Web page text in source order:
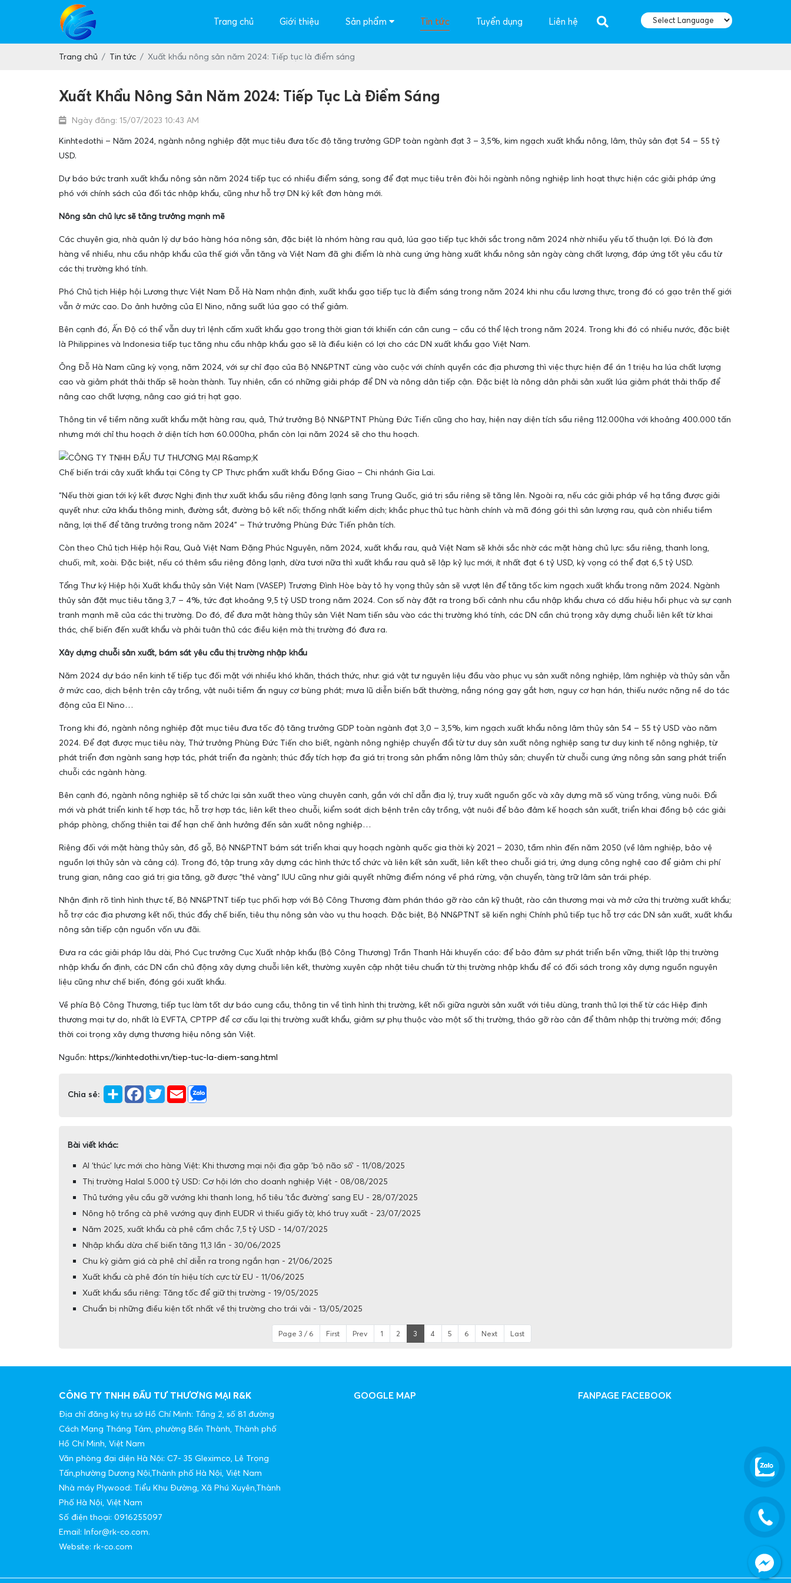
Trang chủ Giới thiệu Sản phẩm Tin tức Tuyển dụng Liên hệ
Trang chủ Tin tức Xuất khẩu nông sản năm 2024: Tiếp tục là điểm sáng
Xuất Khẩu Nông Sản Năm 2024: Tiếp Tục Là Điểm Sáng
Ngày đăng: 15/07/2023 10:43 AM
Kinhtedothi – Năm 2024, ngành nông nghiệp đặt mục tiêu đưa tốc độ tăng trưởng GDP toàn ngành đạt 3 – 3,5%, kim ngạch xuất khẩu nông, lâm, thủy sản đạt 54 – 55 tỷ
USD.
Dự báo bức tranh xuất khẩu nông sản năm 2024 tiếp tục có nhiều điểm sáng, song để đạt mục tiêu trên đòi hỏi ngành nông nghiệp linh hoạt thực hiện các giải pháp ứng
phó với chính sách của đối tác nhập khẩu, cũng như hỗ trợ DN ký kết đơn hàng mới.
Nông sản chủ lực sẽ tăng trưởng mạnh mẽ
Các chuyên gia, nhà quản lý dự báo hàng hóa nông sản, đặc biệt là nhóm hàng rau quả, lúa gạo tiếp tục khởi sắc trong năm 2024 nhờ nhiều yếu tố thuận lợi. Đó là đơn
hàng về nhiều, nhu cầu nhập khẩu của thế giới vẫn tăng và Việt Nam đã ghi điểm là nhà cung ứng hàng xuất khẩu nông sản ngày càng chất lượng, đáp ứng tốt yêu cầu từ
các thị trường khó tính.
Phó Chủ tịch Hiệp hội Lương thực Việt Nam Đỗ Hà Nam nhận định, xuất khẩu gạo tiếp tục là điểm sáng trong năm 2024 khi nhu cầu lương thực, trong đó có gạo trên thế giới
vẫn ở mức cao. Do ảnh hưởng của El Nino, năng suất lúa gạo có thể giảm.
Bên cạnh đó, Ấn Độ có thể vẫn duy trì lệnh cấm xuất khẩu gạo trong thời gian tới khiến cán cân cung – cầu có thể lệch trong năm 2024. Trong khi đó có nhiều nước, đặc biệt
là Philippines và Indonesia tiếp tục tăng nhu cầu nhập khẩu gạo sẽ là điều kiện có lợi cho các DN xuất khẩu gạo Việt Nam.
Ông Đỗ Hà Nam cũng kỳ vọng, năm 2024, với sự chỉ đạo của Bộ NN&PTNT cùng vào cuộc với chính quyền các địa phương thì việc thực hiện đề án 1 triệu ha lúa chất lượng
cao và giảm phát thải thấp sẽ hoàn thành. Tuy nhiên, cần có những giải pháp để DN và nông dân tiếp cận. Đặc biệt là nông dân phải sản xuất lúa giảm phát thải thấp để
nâng cao chất lượng, nâng cao giá trị hạt gạo.
Thông tin về tiềm năng xuất khẩu mặt hàng rau, quả, Thứ trưởng Bộ NN&PTNT Phùng Đức Tiến cũng cho hay, hiện nay diện tích sầu riêng 112.000ha với khoảng 400.000 tấn
nhưng mới chỉ thu hoạch ở diện tích hơn 60.000ha, phần còn lại năm 2024 sẽ cho thu hoạch.
Chế biến trái cây xuất khẩu tại Công ty CP Thực phẩm xuất khẩu Đồng Giao – Chi nhánh Gia Lai.
“Nếu thời gian tới ký kết được Nghị định thư xuất khẩu sầu riêng đông lạnh sang Trung Quốc, giá trị sầu riêng sẽ tăng lên. Ngoài ra, nếu các giải pháp về hạ tầng được giải
quyết như: cửa khẩu thông minh, đường sắt, đường bộ kết nối; thống nhất kiểm dịch; khắc phục thủ tục hành chính và mã đóng gói thì sản lượng rau, quả còn nhiều tiềm
năng, lợi thế để tăng trưởng trong năm 2024” – Thứ trưởng Phùng Đức Tiến phân tích.
Còn theo Chủ tịch Hiệp hội Rau, Quả Việt Nam Đặng Phúc Nguyên, năm 2024, xuất khẩu rau, quả Việt Nam sẽ khởi sắc nhờ các mặt hàng chủ lực: sầu riêng, thanh long,
chuối, mít, xoài. Đặc biệt, nếu có thêm sầu riêng đông lạnh, dừa tươi nữa thì xuất khẩu rau quả sẽ lập kỷ lục mới, ít nhất đạt 6 tỷ USD, kỳ vọng có thể đạt 6,5 tỷ USD.
Tổng Thư ký Hiệp hội Xuất khẩu thủy sản Việt Nam (VASEP) Trương Đình Hòe bày tỏ hy vọng thủy sản sẽ vượt lên để tăng tốc kim ngạch xuất khẩu trong năm 2024. Ngành
thủy sản đặt mục tiêu tăng 3,7 – 4%, tức đạt khoảng 9,5 tỷ USD trong năm 2024. Con số này đặt ra trong bối cảnh nhu cầu nhập khẩu chưa có dấu hiệu hồi phục và sự cạnh
tranh mạnh mẽ của các thị trường. Do đó, để đưa mặt hàng thủy sản Việt Nam tiến sâu vào các thị trường khó tính, các DN cần chú trọng xây dựng chuỗi liên kết từ khai
thác, chế biến đến xuất khẩu và phải tuân thủ các điều kiện mà thị trường đó đưa ra.
Xây dựng chuỗi sản xuất, bám sát yêu cầu thị trường nhập khẩu
Năm 2024 dự báo nền kinh tế tiếp tục đối mặt với nhiều khó khăn, thách thức, như: giá vật tư nguyên liệu đầu vào phục vụ sản xuất nông nghiệp, lâm nghiệp và thủy sản vẫn
ở mức cao, dịch bệnh trên cây trồng, vật nuôi tiềm ẩn nguy cơ bùng phát; mưa lũ diễn biến bất thường, nắng nóng gay gắt hơn, nguy cơ hạn hán, thiếu nước nặng nề do tác
động của El Nino…
Trong khi đó, ngành nông nghiệp đặt mục tiêu đưa tốc độ tăng trưởng GDP toàn ngành đạt 3,0 – 3,5%, kim ngạch xuất khẩu nông lâm thủy sản 54 – 55 tỷ USD vào năm
2024. Để đạt được mục tiêu này, Thứ trưởng Phùng Đức Tiến cho biết, ngành nông nghiệp chuyển đổi từ tư duy sản xuất nông nghiệp sang tư duy kinh tế nông nghiệp, từ
phát triển đơn ngành sang hợp tác, phát triển đa ngành; thúc đẩy tích hợp đa giá trị trong sản phẩm nông lâm thủy sản; chuyển từ chuỗi cung ứng nông sản sang phát triển
chuỗi các ngành hàng.
Bên cạnh đó, ngành nông nghiệp sẽ tổ chức lại sản xuất theo vùng chuyên canh, gắn với chỉ dẫn địa lý, truy xuất nguồn gốc và xây dựng mã số vùng trồng, vùng nuôi. Đổi
mới và phát triển kinh tế hợp tác, hỗ trợ hợp tác, liên kết theo chuỗi, kiểm soát dịch bệnh trên cây trồng, vật nuôi để bảo đảm kế hoạch sản xuất, triển khai đồng bộ các giải
pháp phòng, chống thiên tai để hạn chế ảnh hưởng đến sản xuất nông nghiệp…
Riêng đối với mặt hàng thủy sản, đồ gỗ, Bộ NN&PTNT bám sát triển khai quy hoạch ngành quốc gia thời kỳ 2021 – 2030, tầm nhìn đến năm 2050 (về lâm nghiệp, bảo vệ
nguồn lợi thủy sản và cảng cá). Trong đó, tập trung xây dựng các hình thức tổ chức và liên kết sản xuất, liên kết theo chuỗi giá trị, ứng dụng công nghệ cao để giảm chi phí
trung gian, nâng cao giá trị gia tăng, gỡ được “thẻ vàng” IUU cũng như giải quyết những điểm nóng về phá rừng, vận chuyển, tàng trữ lâm sản trái phép.
Nhận định rõ tình hình thực tế, Bộ NN&PTNT tiếp tục phối hợp với Bộ Công Thương đàm phán tháo gỡ rào cản kỹ thuật, rào cản thương mại và mở cửa thị trường xuất khẩu;
hỗ trợ các địa phương kết nối, thúc đẩy chế biến, tiêu thụ nông sản vào vụ thu hoạch. Đặc biệt, Bộ NN&PTNT sẽ kiến nghị Chính phủ tiếp tục hỗ trợ các DN sản xuất, xuất khẩu
nông sản tiếp cận nguồn vốn ưu đãi.
Đưa ra các giải pháp lâu dài, Phó Cục trưởng Cục Xuất nhập khẩu (Bộ Công Thương) Trần Thanh Hải khuyến cáo: để bảo đảm sự phát triển bền vững, thiết lập thị trường
nhập khẩu ổn định, các DN cần chủ động xây dựng chuỗi liên kết, thường xuyên cập nhật tiêu chuẩn từ thị trường nhập khẩu để có đối sách trong xây dựng nguồn nguyên
liệu cũng như chế biến, đóng gói xuất khẩu.
Về phía Bộ Công Thương, tiếp tục làm tốt dự báo cung cầu, thông tin về tình hình thị trường, kết nối giữa người sản xuất với tiêu dùng, tranh thủ lợi thế từ các Hiệp định
thương mại tự do, nhất là EVFTA, CPTPP để cơ cấu lại thị trường xuất khẩu, giảm sự phụ thuộc vào một số thị trường, tháo gỡ rào cản để thâm nhập thị trường mới; đồng
thời coi trọng xây dựng thương hiệu nông sản Việt.
Nguồn: https://kinhtedothi.vn/tiep-tuc-la-diem-sang.html
Chia sẻ:
Bài viết khác:
AI ‘thúc’ lực mới cho hàng Việt: Khi thương mại nội địa gặp ‘bộ não số’ - 11/08/2025
Thị trường Halal 5.000 tỷ USD: Cơ hội lớn cho doanh nghiệp Việt - 08/08/2025
Thủ tướng yêu cầu gỡ vướng khi thanh long, hồ tiêu 'tắc đường' sang EU - 28/07/2025
Nông hộ trồng cà phê vướng quy định EUDR vì thiếu giấy tờ, khó truy xuất - 23/07/2025
Năm 2025, xuất khẩu cà phê cầm chắc 7,5 tỷ USD - 14/07/2025
Nhập khẩu dừa chế biến tăng 11,3 lần - 30/06/2025
Chu kỳ giảm giá cà phê chỉ diễn ra trong ngắn hạn - 21/06/2025
Xuất khẩu cà phê đón tín hiệu tích cực từ EU - 11/06/2025
Xuất khẩu sầu riêng: Tăng tốc để giữ thị trường - 19/05/2025
Chuẩn bị những điều kiện tốt nhất về thị trường cho trái vải - 13/05/2025
Page 3 / 6 First Prev 1 2 3 4 5 6 Next Last
CÔNG TY TNHH ĐẦU TƯ THƯƠNG MẠI R&K
Địa chỉ đăng ký trụ sở Hồ Chí Minh: Tầng 2, số 81 đường
Cách Mạng Tháng Tám, phường Bến Thành, Thành phố
Hồ Chí Minh, Việt Nam
Văn phòng đại diện Hà Nội: C7- 35 Gleximco, Lê Trọng
Tấn,phường Dương Nội,Thành phố Hà Nội, Việt Nam
Nhà máy Plywood: Tiểu Khu Đường, Xã Phú Xuyên,Thành
Phố Hà Nội, Việt Nam
Số điện thoại: 0916255097
Email: Infor@rk-co.com.
Website: rk-co.com
GOOGLE MAP FANPAGE FACEBOOK